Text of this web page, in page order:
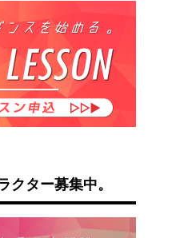
クター募集中。